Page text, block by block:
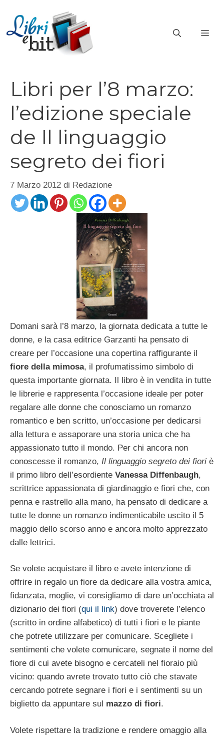
contenuto
Libri per l’8 marzo:
l’edizione speciale
de Il linguaggio
segreto dei fiori
7 Marzo 2012 di Redazione
Domani sarà l’8 marzo, la giornata dedicata a tutte le
donne, e la casa editrice Garzanti ha pensato di
creare per l’occasione una copertina raffigurante il
fiore della mimosa, il profumatissimo simbolo di
questa importante giornata. Il libro è in vendita in tutte
le librerie e rappresenta l’occasione ideale per poter
regalare alle donne che conosciamo un romanzo
romantico e ben scritto, un’occasione per dedicarsi
alla lettura e assaporare una storia unica che ha
appassionato tutto il mondo. Per chi ancora non
conoscesse il romanzo, Il linguaggio segreto dei fiori è
il primo libro dell’esordiente Vanessa Diffenbaugh,
scrittrice appassionata di giardinaggio e fiori che, con
penna e rastrello alla mano, ha pensato di dedicare a
tutte le donne un romanzo indimenticabile uscito il 5
maggio dello scorso anno e ancora molto apprezzato
dalle lettrici.
Se volete acquistare il libro e avete intenzione di
offrire in regalo un fiore da dedicare alla vostra amica,
fidanzata, moglie, vi consigliamo di dare un’occhiata al
dizionario dei fiori (qui il link) dove troverete l’elenco
(scritto in ordine alfabetico) di tutti i fiori e le piante
che potrete utilizzare per comunicare. Scegliete i
sentimenti che volete comunicare, segnate il nome del
fiore di cui avete bisogno e cercateli nel fioraio più
vicino: quando avrete trovato tutto ciò che stavate
cercando potrete segnare i fiori e i sentimenti su un
biglietto da appuntare sul mazzo di fiori.
Volete rispettare la tradizione e rendere omaggio alla